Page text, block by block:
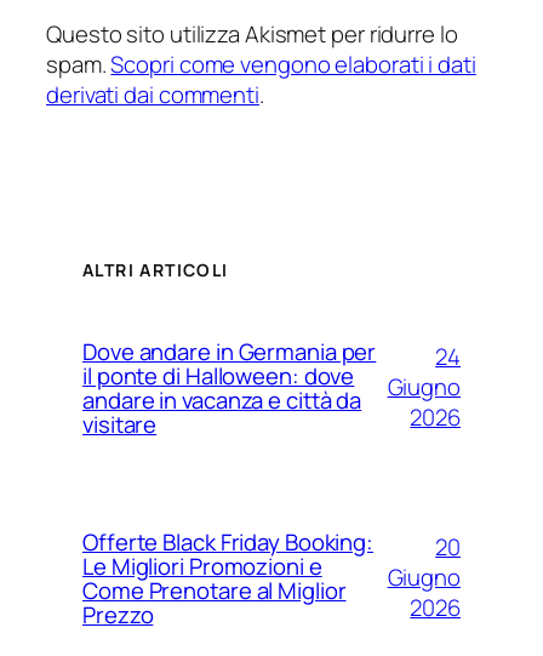
Questo sito utilizza Akismet per ridurre lo
spam.Scopri come vengono elaborati i dati
derivati dai commenti.
ALTRI ARTICOLI
Dove andare in Germania per
il ponte di Halloween: dove
andare in vacanza e città da
visitare
24
Giugno
2026
Offerte Black Friday Booking:
Le Migliori Promozioni e
Come Prenotare al Miglior
Prezzo
20
Giugno
2026